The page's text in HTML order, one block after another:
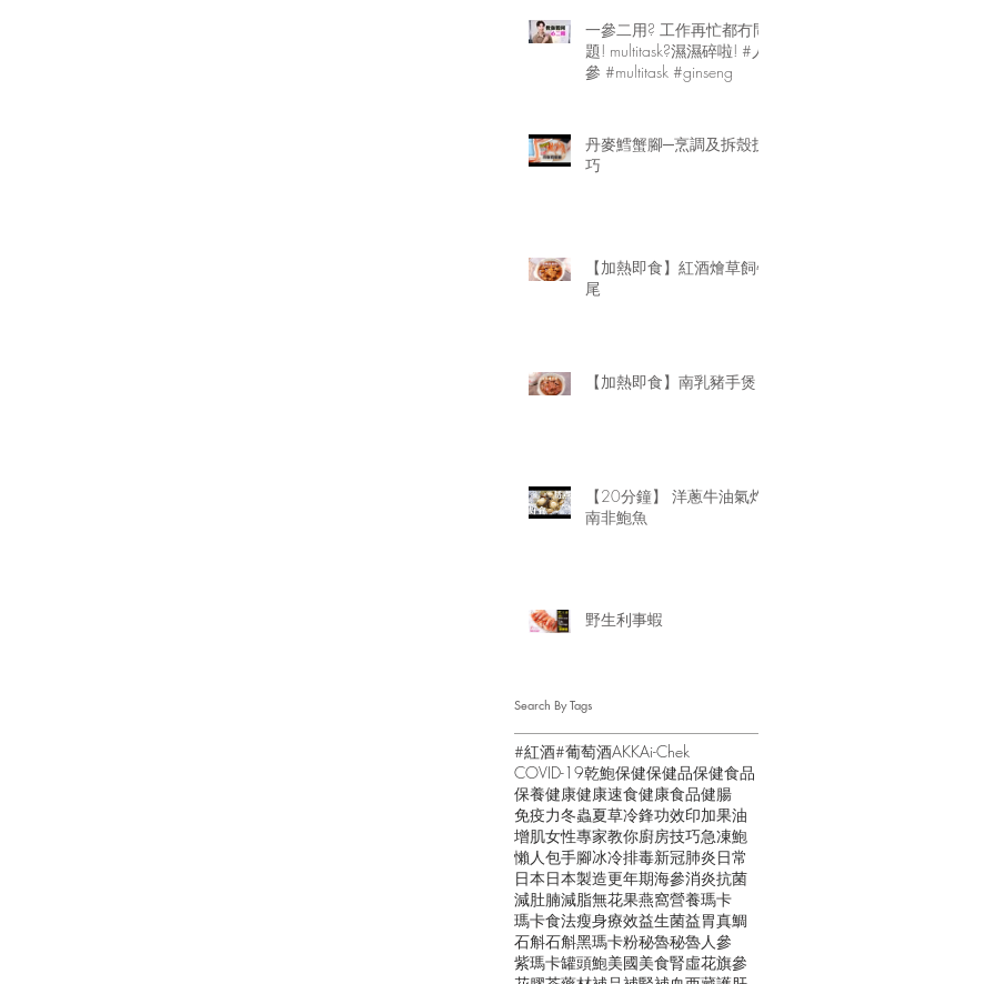
一參二用? 工作再忙都冇問
題! multitask?濕濕碎啦! #人
參 #multitask #ginseng
丹麥鱈蟹腳─烹調及拆殼技
巧
【加熱即食】紅酒燴草飼牛
尾
【加熱即食】南乳豬手煲
【20分鐘】 洋蔥牛油氣炸
南非鮑魚
野生利事蝦
Search By Tags
#紅酒#葡萄酒AKKAi-Chek
COVID-19乾鮑保健保健品保健食品
保養健康健康速食健康食品健腸
免疫力冬蟲夏草冷鋒功效印加果油
增肌女性專家教你廚房技巧急凍鮑
懶人包手腳冰冷排毒新冠肺炎日常
日本日本製造更年期海參消炎抗菌
減肚腩減脂無花果燕窩營養瑪卡
瑪卡食法瘦身療效益生菌益胃真鯛
石斛石斛黑瑪卡粉秘魯秘魯人參
紫瑪卡罐頭鮑美國美食腎虛花旗參